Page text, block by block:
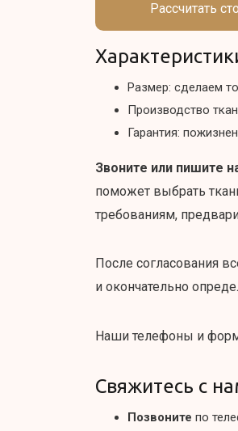
Рассчитать
Размер: сделаем
Производство
Гарантия:
Звоните или пишите
поможет выбрать
требованиям,
После согласования
и окончательно
Наши телефоны и
Свяжитесь с
Позвоните по